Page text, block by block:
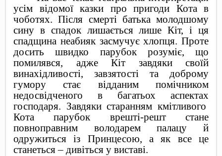
усім відомої казки про пригоди Кота в
чоботях. Після смерті батька молодшому
сину в спадок лишається лише Кіт, і ця
спадщина неабияк засмучує хлопця. Проте
досить швидко парубок розуміє, що
помилявся, адже Кіт завдяки своїй
винахідливості, завзятості та доброму
гумору стає відданим помічником
недосвідченого в багатьох аспектах
господаря. Завдяки старанням кмітливого
Кота парубок врешті-решт стане
повноправним володарем палацу й
одружиться із Принцесою, а як все це
станеться – дивіться у виставі.